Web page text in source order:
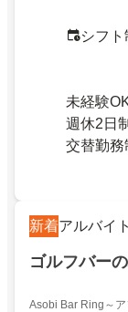
シフト
未経験
週休2日制
交替勤務
新着アルバイ
ゴルフバー
Asobi Bar Ring～